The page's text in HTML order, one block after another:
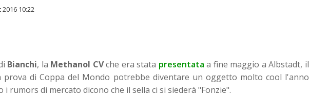
10:22
Bianchi, la Methanol CVche era stata presentata a fine maggio a Albstadt, il
prova di Coppa del Mondo potrebbe diventare un oggetto molto cool l'anno
rumors di mercato dicono che il sella ci si siederà "Fonzie".